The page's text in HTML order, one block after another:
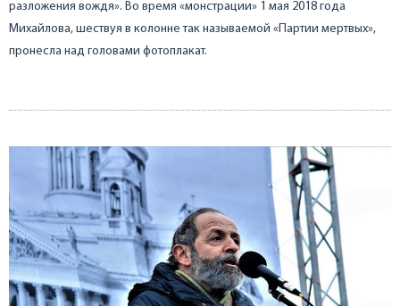
разложения вождя». Во время «монстрации» 1 мая 2018 года
Михайлова, шествуя в колонне так называемой «Партии мертвых»,
пронесла над головами фотоплакат.